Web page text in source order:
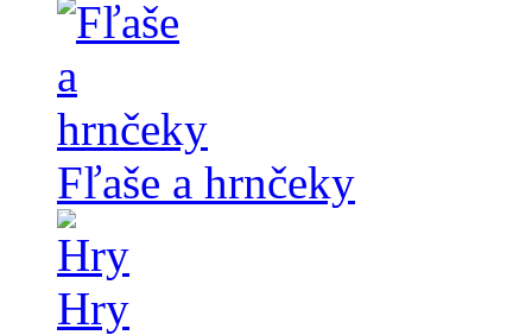
Fľaše a hrnčeky
Hry